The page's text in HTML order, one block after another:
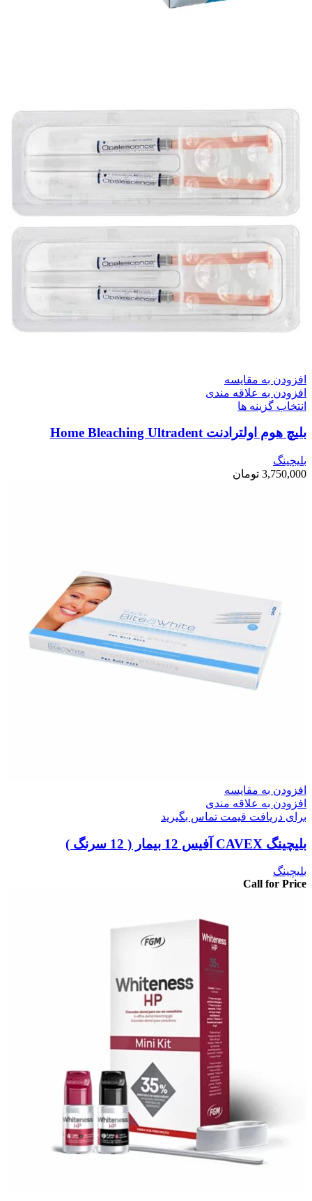
افزودن به مقایسه
افزودن به علاقه مندی
انتخاب گزینه ها
بلیچ هوم اولترادنت Home Bleaching Ultradent
بلیچینگ
3,750,000 تومان
افزودن به مقایسه
افزودن به علاقه مندی
برای دریافت قیمت تماس بگیرید
بلیچینگ CAVEX آفیس 12 بیمار ( 12 سرنگ )
بلیچینگ
Call for Price